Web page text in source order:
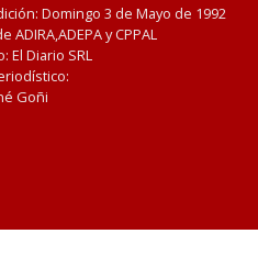
Domingo 3 de Mayo de 1992
ADIRA,ADEPA y CPPAL
El Diario SRL
Goñi